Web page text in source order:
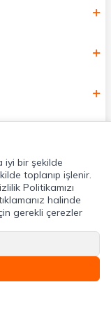
iyi bir şekilde
toplanıp işlenir.
Politikamızı
halinde
gerekli çerezler